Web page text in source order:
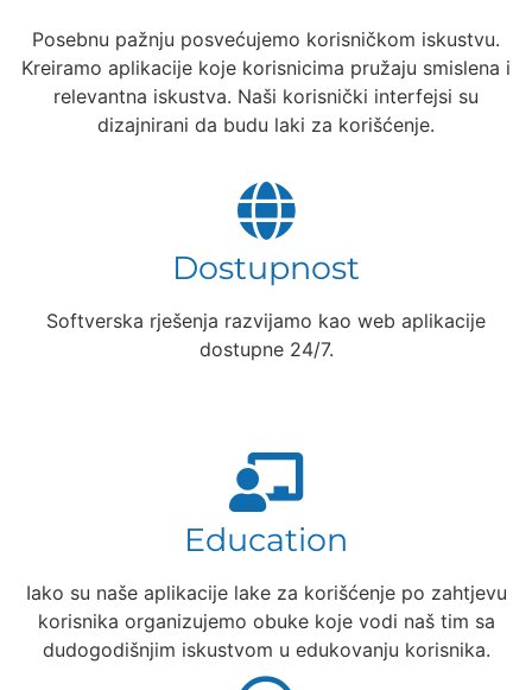
Posebnu pažnju posvećujemo korisničkom iskustvu.
Kreiramo aplikacije koje korisnicima pružaju smislena i
relevantna iskustva. Naši korisnički interfejsi su
dizajnirani da budu laki za korišćenje.
Dostupnost
Softverska rješenja razvijamo kao web aplikacije
dostupne 24/7.
Education
Iako su naše aplikacije lake za korišćenje po zahtjevu
korisnika organizujemo obuke koje vodi naš tim sa
dudogodišnjim iskustvom u edukovanju korisnika.